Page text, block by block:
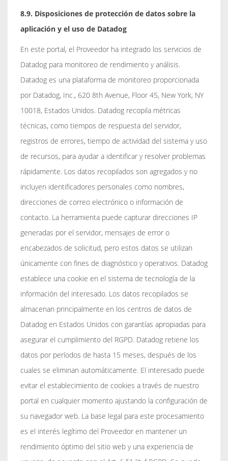
8.9. Disposiciones de protección de datos sobre la
aplicación y el uso de Datadog
En este portal, el Proveedor ha integrado los servicios de
Datadog para monitoreo de rendimiento y análisis.
Datadog es una plataforma de monitoreo proporcionada
por Datadog, Inc., 620 8th Avenue, Floor 45, New York, NY
10018, Estados Unidos. Datadog recopila métricas
técnicas, como tiempos de respuesta del servidor,
registros de errores, tiempo de actividad del sistema y uso
de recursos, para ayudar a identificar y resolver problemas
rápidamente. Los datos recopilados son agregados y no
incluyen identificadores personales como nombres,
direcciones de correo electrónico o información de
contacto. La herramienta puede capturar direcciones IP
generadas por el servidor, mensajes de error o
encabezados de solicitud, pero estos datos se utilizan
únicamente con fines de diagnóstico y operativos. Datadog
establece una cookie en el sistema de tecnología de la
información del interesado. Los datos recopilados se
almacenan principalmente en los centros de datos de
Datadog en Estados Unidos con garantías apropiadas para
asegurar el cumplimiento del RGPD. Datadog retiene los
datos por períodos de hasta 15 meses, después de los
cuales se eliminan automáticamente. El interesado puede
evitar el establecimiento de cookies a través de nuestro
portal en cualquier momento ajustando la configuración de
su navegador web. La base legal para este procesamiento
es el interés legítimo del Proveedor en mantener un
rendimiento óptimo del sitio web y una experiencia de